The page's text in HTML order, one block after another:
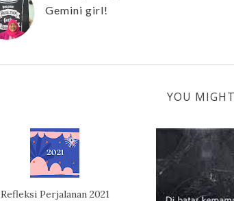
Gemini girl!
YOU
Refleksi Perjalanan 2021